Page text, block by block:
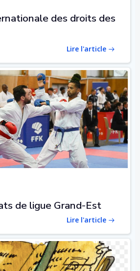
des droits des
Lire l'article
de ligue Grand-Est
Lire l'article